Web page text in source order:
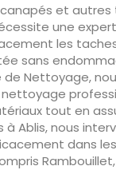
et autres
une
les
sans
de Nettoyage,
tout en
Ablis, nous
dans